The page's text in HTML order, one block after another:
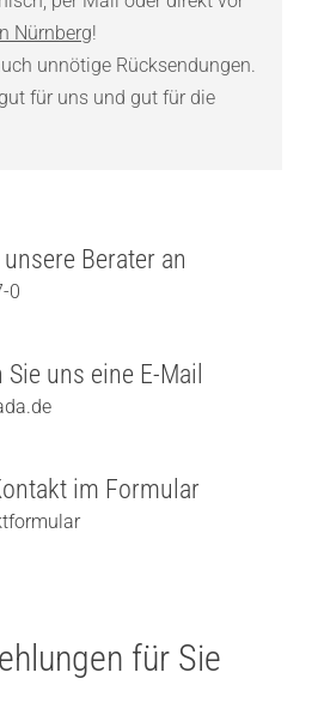
Nürnberg!
unnötige Rücksendungen.
für uns und gut für die
Berater an
0
uns eine E-Mail
im Formular
für Sie